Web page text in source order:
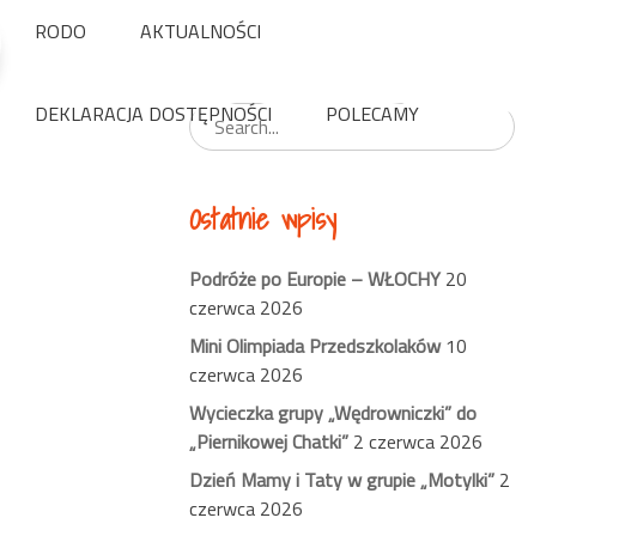
RODO AKTUALNOŚCI
DEKLARACJA DOSTĘPNOŚCI POLECAMY
Ostatnie wpisy
Podróże po Europie – WŁOCHY 20
czerwca 2026
Mini Olimpiada Przedszkolaków 10
czerwca 2026
Wycieczka grupy „Wędrowniczki” do
„Piernikowej Chatki” 2 czerwca 2026
Dzień Mamy i Taty w grupie „Motylki” 2
czerwca 2026